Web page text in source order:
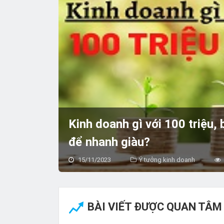
Kinh doanh gì với 100 triệu,
để nhanh giàu?
15/11/2023 Ý tưởng kinh doanh
BÀI VIẾT ĐƯỢC QUAN TÂM